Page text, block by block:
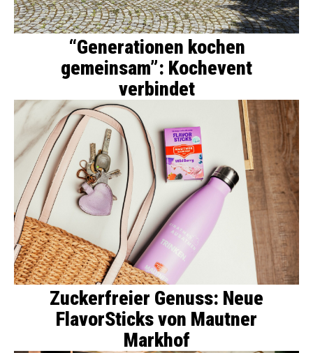
“Generationen kochen
gemeinsam”: Kochevent
verbindet
Zuckerfreier Genuss: Neue
FlavorSticks von Mautner
Markhof